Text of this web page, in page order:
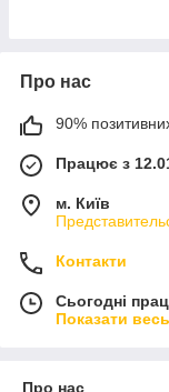
Про нас
90% позитивних
Працює з
м. Київ
Контакти
Сьогодні
Показати
Про нас